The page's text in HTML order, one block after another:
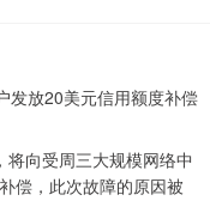
向受周三大规模网络中
偿，此次故障的原因被